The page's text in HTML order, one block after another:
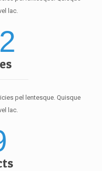
lac.
pel lentesque. Quisque
lac.